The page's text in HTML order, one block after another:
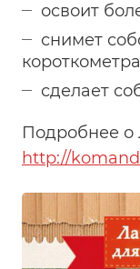
освоит
снимет
сделает
Подробнее о
http://